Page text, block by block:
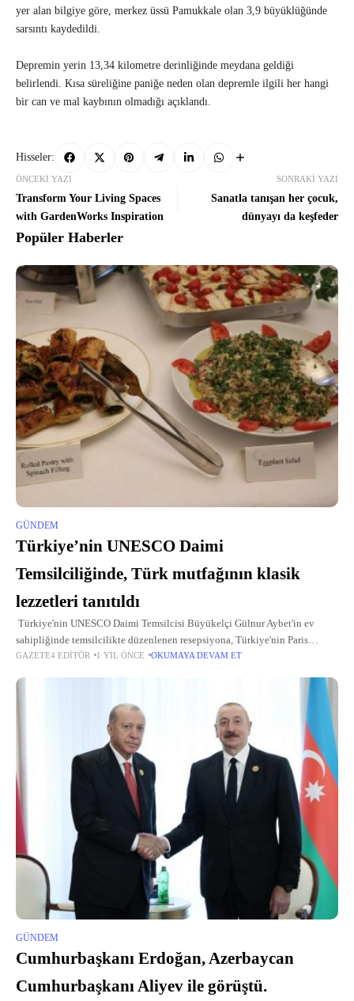
yer alan bilgiye göre, merkez üssü Pamukkale olan 3,9 büyüklüğünde
sarsıntı kaydedildi.
Depremin yerin 13,34 kilometre derinliğinde meydana geldiği
belirlendi. Kısa süreliğine paniğe neden olan depremle ilgili her hangi
bir can ve mal kaybının olmadığı açıklandı.
Hisseler:
ÖNCEKI YAZI
Transform Your Living Spaces
with GardenWorks Inspiration
SONRAKI YAZI
Sanatla tanışan her çocuk,
dünyayı da keşfeder
Popüler Haberler
GÜNDEM
Türkiye’nin UNESCO Daimi
Temsilciliğinde, Türk mutfağının klasik
lezzetleri tanıtıldı
Türkiye'nin UNESCO Daimi Temsilcisi Büyükelçi Gülnur Aybet'in ev
sahipliğinde temsilcilikte düzenlenen resepsiyona, Türkiye'nin Paris
Başkonsolosu Kerem Yılmaz, Paris Büyükelçiliği Kültür ve Tanıtma
GAZETE4 EDITÖR 1 YIL ÖNCE OKUMAYA DEVAM ET
GÜNDEM
Cumhurbaşkanı Erdoğan, Azerbaycan
Cumhurbaşkanı Aliyev ile görüştü.